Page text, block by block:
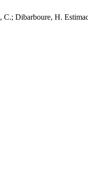
Dibarboure, H.